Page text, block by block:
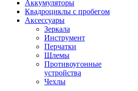
Аккумуляторы
Квадроциклы с пробегом
Аксессуары
Зеркала
Инструмент
Перчатки
Шлемы
Противоугонные
устройства
Чехлы